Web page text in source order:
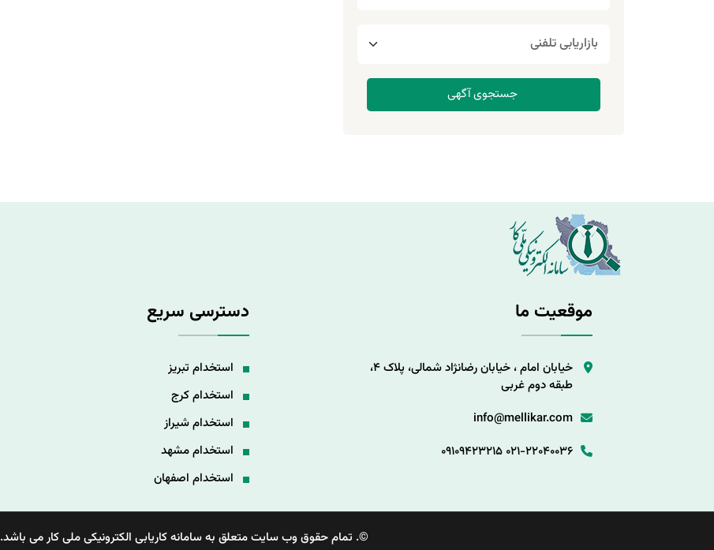
موقعیت ما
خیابان امام ، خیابان رضانژاد شمالی، پلاک 4،
طبقه دوم غربی
info@mellikar.com
021-22040036
09109423215
دسترسی سریع
استخدام تبریز
استخدام کرج
استخدام شیراز
استخدام مشهد
استخدام اصفهان
©. تمام حقوق وب سایت متعلق به سامانه کاریابی الکترونیکی ملی کار می باشد.